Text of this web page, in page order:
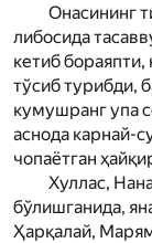
Онасининг
либосида
кетиб
тўсиб турибди,
кумушранг упа
аснода карнай-
чопаётган
Хуллас,
бўлишганида,
Ҳарқалай,